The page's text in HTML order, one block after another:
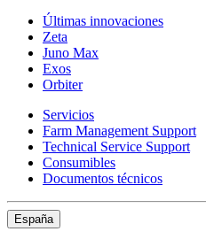
Últimas innovaciones
Zeta
Juno Max
Exos
Orbiter
Servicios
Farm Management Support
Technical Service Support
Consumibles
Documentos técnicos
España